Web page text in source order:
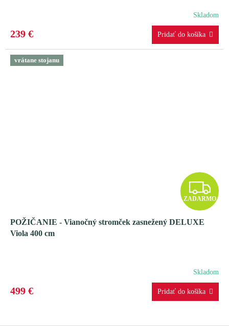
R
M
Skladom
239 €
vrátane stojanu
Z
A
R
M
ZADARMO
POŽIČANIE - Vianočný stromček zasnežený DELUXE
Viola 400 cm
Skladom
499 €